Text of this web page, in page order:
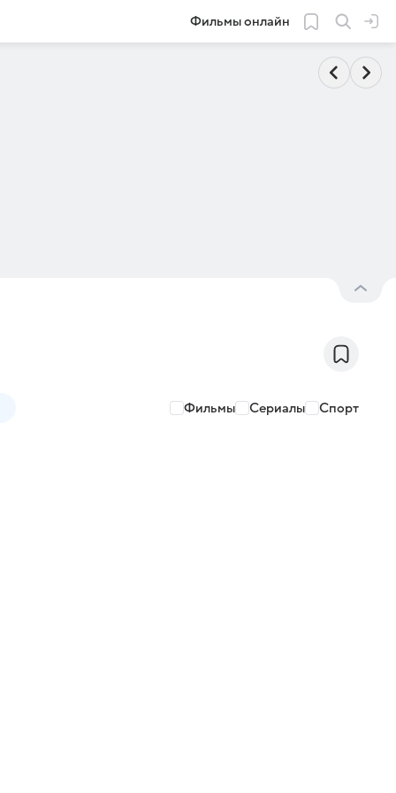
Фильмы онлайн
Фильмы Сериалы Спорт